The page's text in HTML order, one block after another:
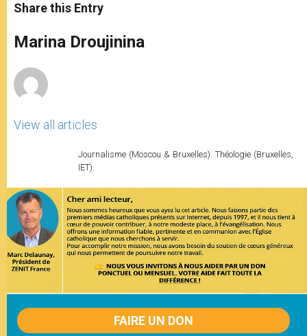
t
s
p
p
s
e
g
e
e
b
o
k
r
Share this Entry
Marina Droujinina
View all articles
Journalisme (Moscou & Bruxelles). Théologie (Bruxelles,
IET).
FAIRE UN DON